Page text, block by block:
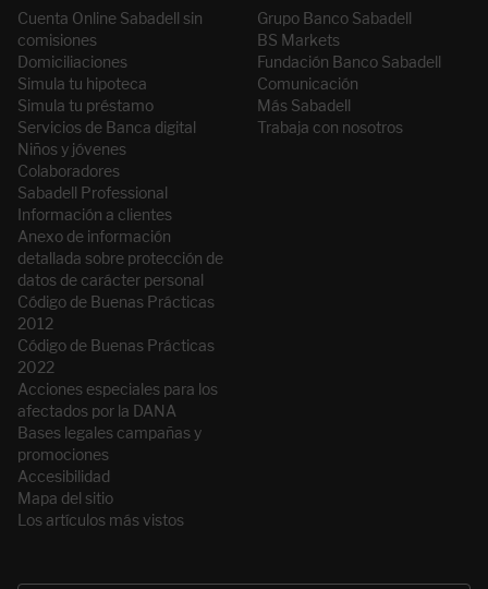
Cuenta Online Sabadell sin
comisiones
Domiciliaciones
Simula tu hipoteca
Simula tu préstamo
Servicios de Banca digital
Niños y jóvenes
Colaboradores
Sabadell Professional
Información a clientes
Anexo de información
detallada sobre protección de
datos de carácter personal
Código de Buenas Prácticas
2012
Código de Buenas Prácticas
2022
Acciones especiales para los
afectados por la DANA
Bases legales campañas y
promociones
Accesibilidad
Mapa del sitio
Los artículos más vistos
Grupo Banco Sabadell
BS Markets
Fundación Banco Sabadell
Comunicación
Más Sabadell
Trabaja con nosotros